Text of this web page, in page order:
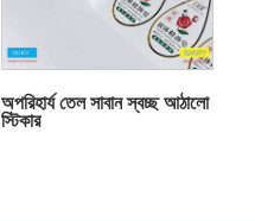
অপরিহার্য তেল সাবান স্বচ্ছ আঠালো
স্টিকার